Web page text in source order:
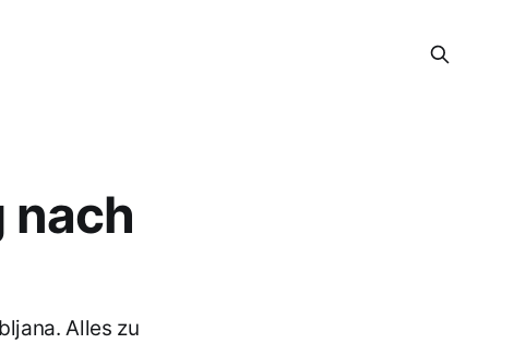
nach
Alles zu